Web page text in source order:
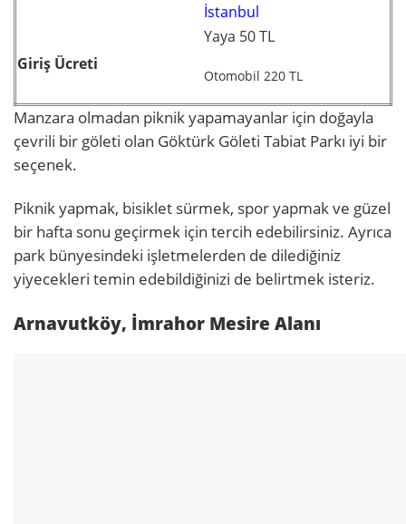
İstanbul
Giriş Ücreti
Yaya 50 TL
Otomobil 220 TL
Manzara olmadan piknik yapamayanlar için doğayla
çevrili bir göleti olan Göktürk Göleti Tabiat Parkı iyi bir
seçenek.
Piknik yapmak, bisiklet sürmek, spor yapmak ve güzel
bir hafta sonu geçirmek için tercih edebilirsiniz. Ayrıca
park bünyesindeki işletmelerden de dilediğiniz
yiyecekleri temin edebildiğinizi de belirtmek isteriz.
Arnavutköy, İmrahor Mesire Alanı